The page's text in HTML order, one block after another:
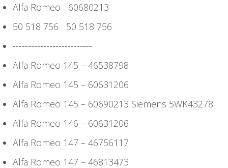
Alfa Romeo 60680213
50 518 756 50 518 756
--------------------------
Alfa Romeo 145 – 46538798
Alfa Romeo 145 – 60631206
Alfa Romeo 145 – 60690213 Siemens 5WK43278
Alfa Romeo 146 – 60631206
Alfa Romeo 147 – 46756117
Alfa Romeo 147 – 46813473